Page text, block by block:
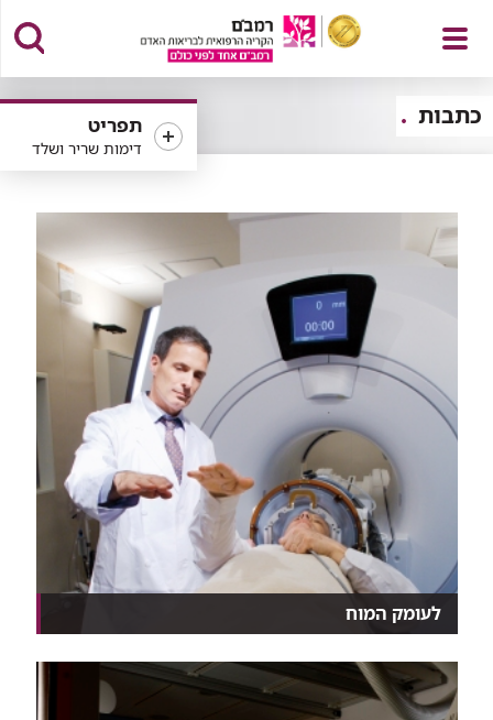
פתח
תפריט
תפריט
דימות שריר ושלד
כתבות
לעומק המוח
בשורה​ לחולי פרקינסון ורעד ראשוני: FUS - טיפול תוך...